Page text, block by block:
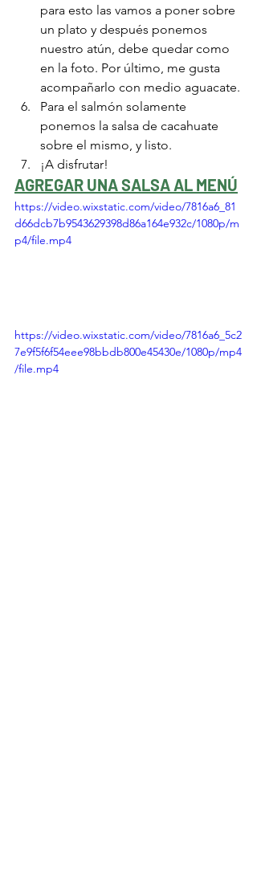
para esto las vamos a poner sobre
un plato y después ponemos
nuestro atún, debe quedar como
en la foto. Por último, me gusta
acompañarlo con medio aguacate.
Para el salmón solamente
ponemos la salsa de cacahuate
sobre el mismo, y listo.
¡A disfrutar!
AGREGAR UNA SALSA AL MENÚ
https://video.wixstatic.com/video/7816a6_81
d66dcb7b9543629398d86a164e932c/1080p/m
p4/file.mp4
https://video.wixstatic.com/video/7816a6_5c2
7e9f5f6f54eee98bbdb800e45430e/1080p/mp4
/file.mp4